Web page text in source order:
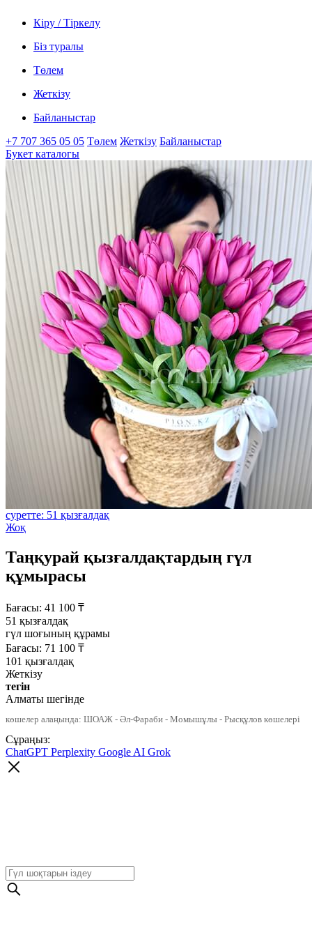
Кіру / Тіркелу
Біз туралы
Төлем
Жеткізу
Байланыстар
+7 707 365 05 05 Төлем Жеткізу Байланыстар
Букет каталогы
суретте: 51 қызғалдақ
Жоқ
Таңқурай қызғалдақтардың гүл
құмырасы
Бағасы: 41 100 ₸
51 қызғалдақ
гүл шоғының құрамы
Бағасы: 71 100 ₸
101 қызғалдақ
Жеткізу
тегін
Алматы шегінде
көшелер алаңында: ШОАЖ - Әл-Фараби - Момышұлы - Рысқұлов көшелері
Сұраңыз:
ChatGPT Perplexity Google AI Grok